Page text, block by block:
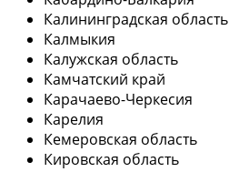
Калининградская область
Калмыкия
Калужская область
Камчатский край
Карачаево-Черкесия
Карелия
Кемеровская область
Кировская область